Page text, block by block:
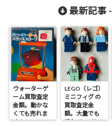
す！最新記事 -
ウォーターゲ
ーム買取査定
金額。動かな
くても売れま
す！
LEGO（レゴ）
ミニフィグ の
買取査定金
額。大量でも
壊れていても